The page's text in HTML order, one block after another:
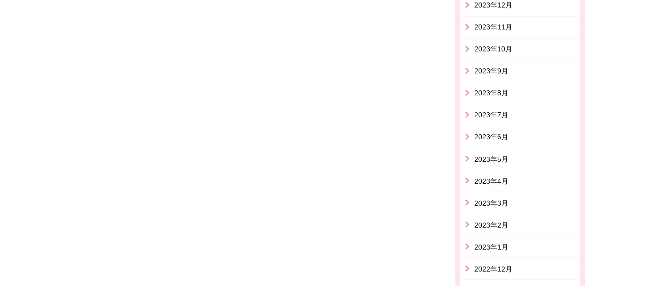
2023年12月
2023年11月
2023年10月
2023年9月
2023年8月
2023年7月
2023年6月
2023年5月
2023年4月
2023年3月
2023年2月
2023年1月
2022年12月